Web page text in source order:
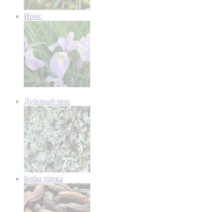
Ирис
Дубовый мох
Бобы тонка